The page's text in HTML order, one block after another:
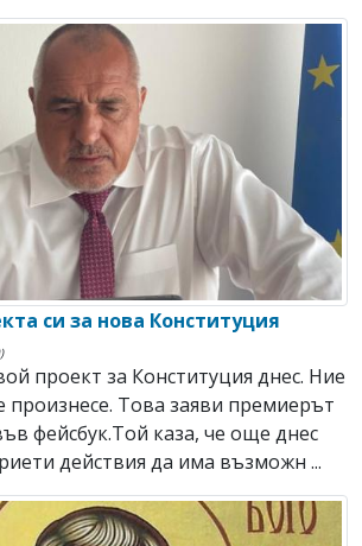
си за нова Конституция
проект за Конституция днес. Ние
произнесе. Това заяви премиерът
фейсбук.Той каза, че още днес
действия да има възможн ...